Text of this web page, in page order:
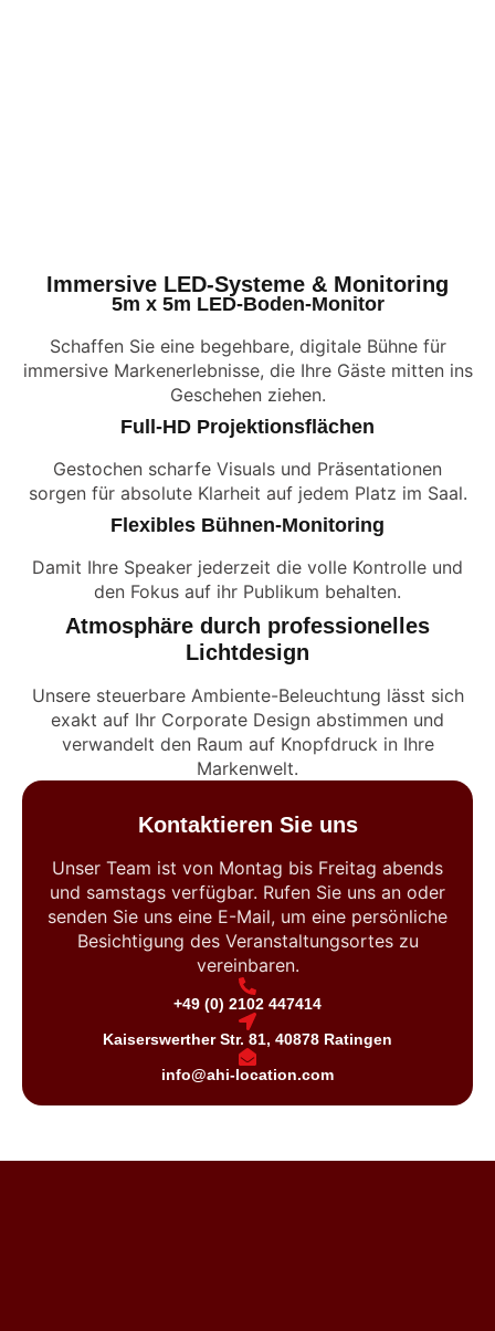
Immersive LED-Systeme & Monitoring
5m x 5m LED-Boden-Monitor
Schaffen Sie eine begehbare, digitale Bühne für
immersive Markenerlebnisse, die Ihre Gäste mitten ins
Geschehen ziehen.
Full-HD Projektionsflächen
Gestochen scharfe Visuals und Präsentationen
sorgen für absolute Klarheit auf jedem Platz im Saal.
Flexibles Bühnen-Monitoring
Damit Ihre Speaker jederzeit die volle Kontrolle und
den Fokus auf ihr Publikum behalten.
Atmosphäre durch professionelles
Lichtdesign
Unsere steuerbare Ambiente-Beleuchtung lässt sich
exakt auf Ihr Corporate Design abstimmen und
verwandelt den Raum auf Knopfdruck in Ihre
Markenwelt.
Kontaktieren Sie uns
Unser Team ist von Montag bis Freitag abends
und samstags verfügbar. Rufen Sie uns an oder
senden Sie uns eine E-Mail, um eine persönliche
Besichtigung des Veranstaltungsortes zu
vereinbaren.
+49 (0) 2102 447414
Kaiserswerther Str. 81, 40878 Ratingen
info@ahi-location.com